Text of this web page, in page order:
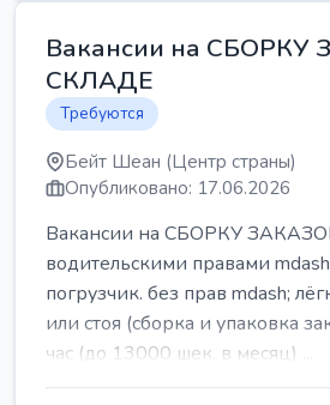
Вакансии на СБОРКУ
СКЛАДЕ
Требуются
Бейт Шеан (Центр страны)
Опубликовано: 17.06.2026
Вакансии на СБОРКУ
водительскими правами
погрузчик. без прав mdash;
или стоя (сборка и упаковка
час (до 13000 шек. в месяц) ...